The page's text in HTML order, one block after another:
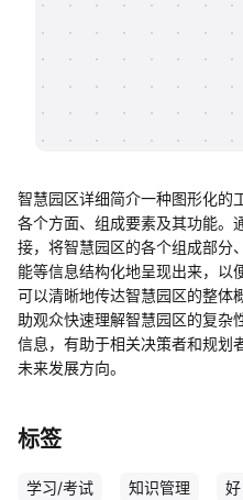
帮助中心
知识分享社区
智慧园区详细简介一种图形化的
各个方面、组成要素及其功能。
接，将智慧园区的各个组成部分
能等信息结构化地呈现出来，以
可以清晰地传达智慧园区的整体
助观众快速理解智慧园区的复杂
信息，有助于相关决策者和规划
未来发展方向。
标签
学习/考试 知识管理 好